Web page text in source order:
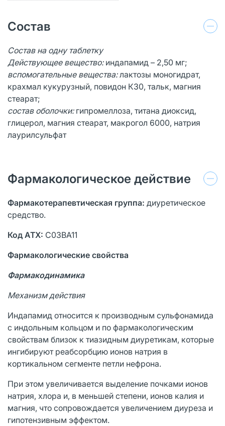
Состав
Состав на одну таблетку
Действующее вещество:индапамид – 2,50 мг;
вспомогательные вещества:лактозы моногидрат,
крахмал кукурузный, повидон К30, тальк, магния
стеарат;
состав оболочки: гипромеллоза, титана диоксид,
глицерол, магния стеарат, макрогол 6000, натрия
лаурилсульфат
Фармакологическое действие
Фармакотерапевтическая группа: диуретическое
средство.
Код АТХ: С03ВА11
Фармакологические свойства
Фармакодинамика
Механизм действия
Индапамид относится к производным сульфонамида
с индольным кольцом и по фармакологическим
свойствам близок к тиазидным диуретикам, которые
ингибируют реабсорбцию ионов натрия в
кортикальном сегменте петли нефрона.
При этом увеличивается выделение почками ионов
натрия, хлора и, в меньшей степени, ионов калия и
магния, что сопровождается увеличением диуреза и
гипотензивным эффектом.